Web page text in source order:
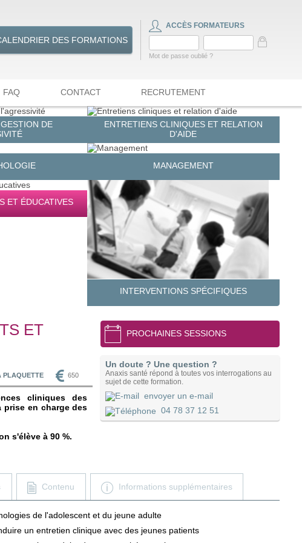
DES FORMATIONS
ACCÈS FORMATEURS
Mot de passe oublié ?
FAQ CONTACT RECRUTEMENT
DE
ENTRETIENS CLINIQUES ET RELATION
D'AIDE
MANAGEMENT
ET ÉDUCATIVES
INTERVENTIONS SPÉCIFIQUES
ET
PLAQUETTE 650
cliniques des
en charge des
s'élève à 90 %.
PROCHAINES SESSIONS
Un doute ? Une question ?
Anaxis santé répond à toutes vos interrogations au
sujet de cette formation.
envoyer un e-mail
04 78 37 12 51
Contenu Informations supplémentaires
de l'adolescent et du jeune adulte
un entretien clinique avec des jeunes patients